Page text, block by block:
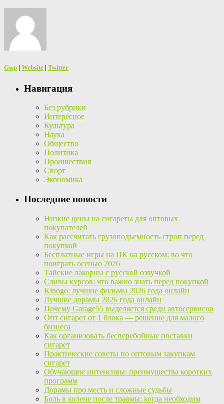
Gwp | Website | Twitter
Навигация
Без рубрики
Интересное
Культура
Наука
Общество
Политика
Проишествия
Спорт
Экономика
Последние новости
Низкие цены на сигареты для оптовых
покупателей
Как рассчитать грузоподъемность строп перед
покупкой
Бесплатные игры на ПК на русском: во что
поиграть осенью 2026
Тайские лакорны с русской озвучкой
Сливы курсов: что важно знать перед покупкой
Kinogo: лучшие фильмы 2026 года онлайн
Лучшие дорамы 2026 года онлайн
Почему Garage55 выделяется среди автосервисов
Опт сигарет от 1 блока — решение для малого
бизнеса
Как организовать бесперебойные поставки
сигарет
Практические советы по оптовым закупкам
сигарет
Обучающие интенсивы: преимущества коротких
программ
Дорамы про месть и сложные судьбы
Боль в колене после травмы: когда необходим